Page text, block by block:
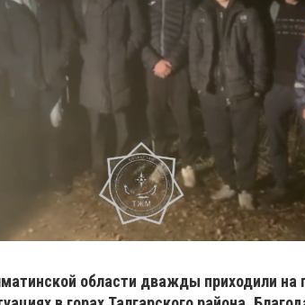
области дважды приходили